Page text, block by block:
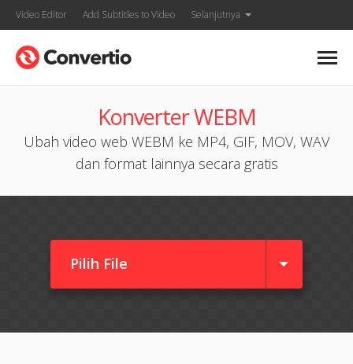
Video Editor Add Subtitles to Video Selanjutnya
Konverter WEBM
Ubah video web WEBM ke MP4, GIF, MOV, WAV
dan format lainnya secara gratis
Pilih File